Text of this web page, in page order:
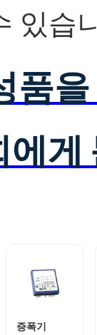
있습
품
에게
증폭기